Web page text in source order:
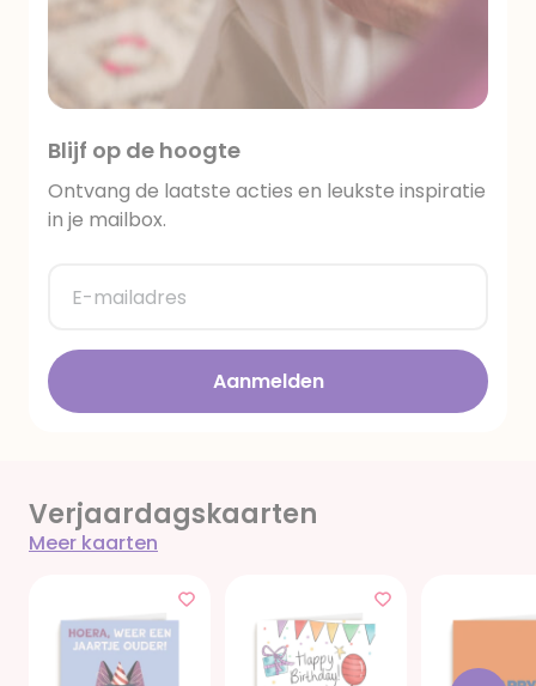
Blijf op de hoogte
Ontvang de laatste acties en leukste inspiratie
in je mailbox.
E-mailadres
Aanmelden
Verjaardagskaarten
Meer kaarten